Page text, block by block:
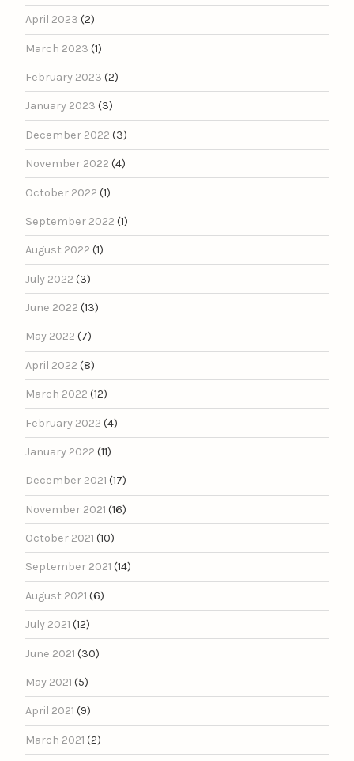
April 2023 (2)
March 2023 (1)
February 2023 (2)
January 2023 (3)
December 2022 (3)
November 2022 (4)
October 2022 (1)
September 2022 (1)
August 2022 (1)
July 2022 (3)
June 2022 (13)
May 2022 (7)
April 2022 (8)
March 2022 (12)
February 2022 (4)
January 2022 (11)
December 2021 (17)
November 2021 (16)
October 2021 (10)
September 2021 (14)
August 2021 (6)
July 2021 (12)
June 2021 (30)
May 2021 (5)
April 2021 (9)
March 2021 (2)